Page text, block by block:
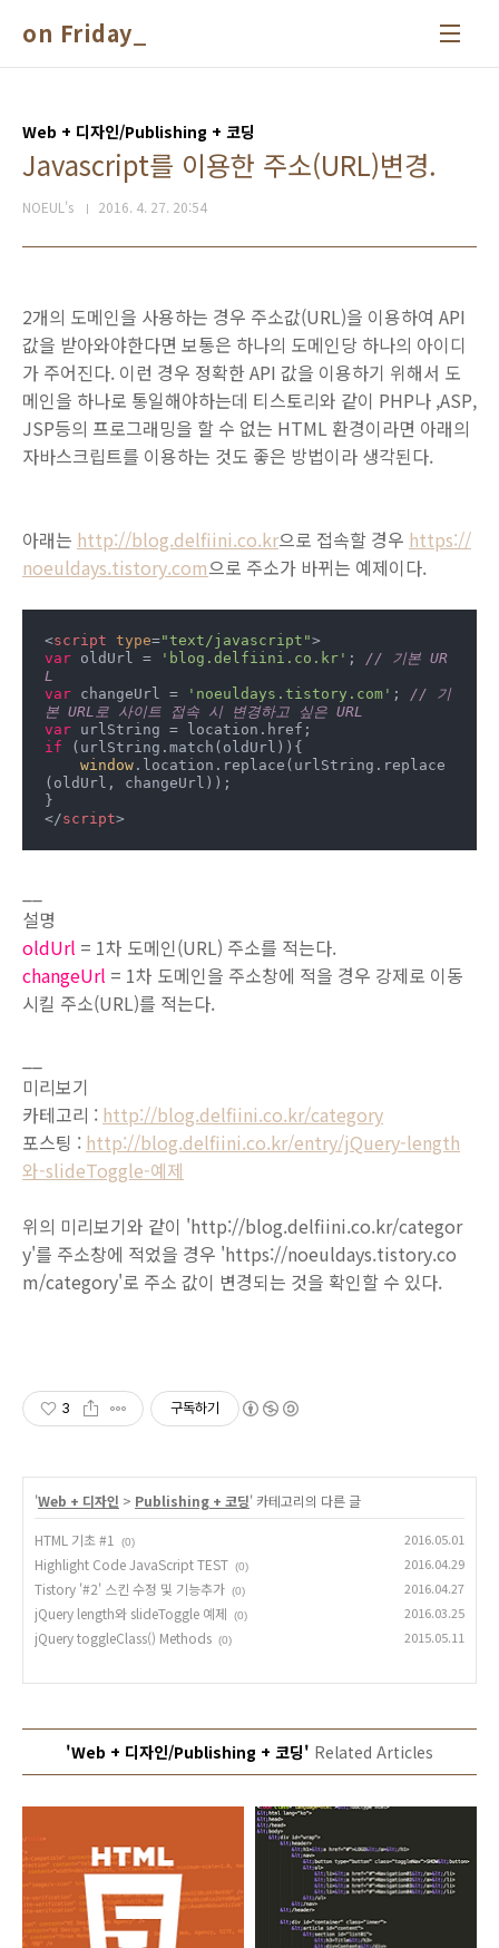
on Friday_
Web + 디자인/Publishing + 코딩
Javascript를 이용한 주소(URL)변경.
NOEUL's 2016. 4. 27. 20:54
2개의 도메인을 사용하는 경우 주소값(URL)을 이용하여 API
값을 받아와야한다면 보통은 하나의 도메인당 하나의 아이디
가 주어진다. 이런 경우 정확한 API 값을 이용하기 위해서 도
메인을 하나로 통일해야하는데 티스토리와 같이 PHP나 ,ASP,
JSP등의 프로그래밍을 할 수 없는 HTML 환경이라면 아래의
자바스크립트를 이용하는 것도 좋은 방법이라 생각된다.
아래는 http://blog.delfiini.co.kr으로 접속할 경우 https://
noeuldays.tistory.com으로 주소가 바뀌는 예제이다.
<script type="text/javascript">
var oldUrl = 'blog.delfiini.co.kr' ; // 기본 UR
L
var changeUrl = 'noeuldays.tistory.com' ; // 기
본 URL로 사이트 접속 시 변경하고 싶은 URL
var
if (urlString.match(oldUrl)){
window .location.replace(urlString.replace
(oldUrl, changeUrl));
</script>
설명
oldUrl = 1차 도메인(URL) 주소를 적는다.
changeUrl = 1차 도메인을 주소창에 적을 경우 강제로 이동
시킬 주소(URL)를 적는다.
미리보기
카테고리 : http://blog.delfiini.co.kr/category
포스팅 : http://blog.delfiini.co.kr/entry/jQuery-length
와-slideToggle-예제
위의 미리보기와 같이 'http://blog.delfiini.co.kr/categor
y'를 주소창에 적었을 경우 'https://noeuldays.tistory.co
m/category'로 주소 값이 변경되는 것을 확인할 수 있다.
3 구독하기
'Web + 디자인 > Publishing + 코딩' 카테고리의 다른 글
HTML 기초 #1 (0) 2016.05.01
Highlight Code JavaScript TEST (0) 2016.04.29
Tistory '#2' 스킨 수정 및 기능추가 (0) 2016.04.27
jQuery length와 slideToggle 예제 (0) 2016.03.25
jQuery toggleClass() Methods (0) 2015.05.11
'Web + 디자인/Publishing + 코딩' Related Articles